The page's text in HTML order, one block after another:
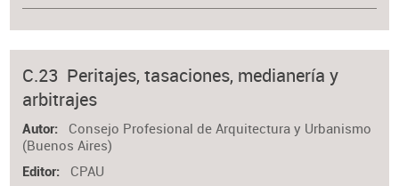
C.23 Peritajes, tasaciones, medianería y
arbitrajes
Autor
Consejo Profesional de Arquitectura y Urbanismo
(Buenos Aires)
Editor CPAU